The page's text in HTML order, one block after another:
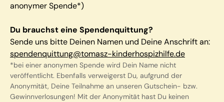
anonymer Spende*)
Du brauchst eine Spendenquittung?
Sende uns bitte Deinen Namen und Deine Anschrift an:
spendenquittung@tomasz-kinderhospizhilfe.de
*bei einer anonymen Spende wird Dein Name nicht
veröffentlicht. Ebenfalls verweigerst Du, aufgrund der
Anonymität, Deine Teilnahme an unseren Gutschein- bzw.
Gewinnverlosungen! Mit der Anonymität hast Du keinen